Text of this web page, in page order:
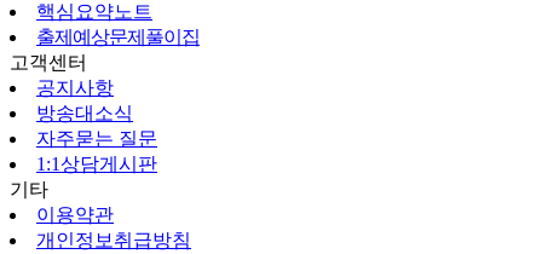
핵심요약노트
출제예상문제풀이집
고객센터
공지사항
방송대소식
자주묻는 질문
1:1상담게시판
기타
이용약관
개인정보취급방침